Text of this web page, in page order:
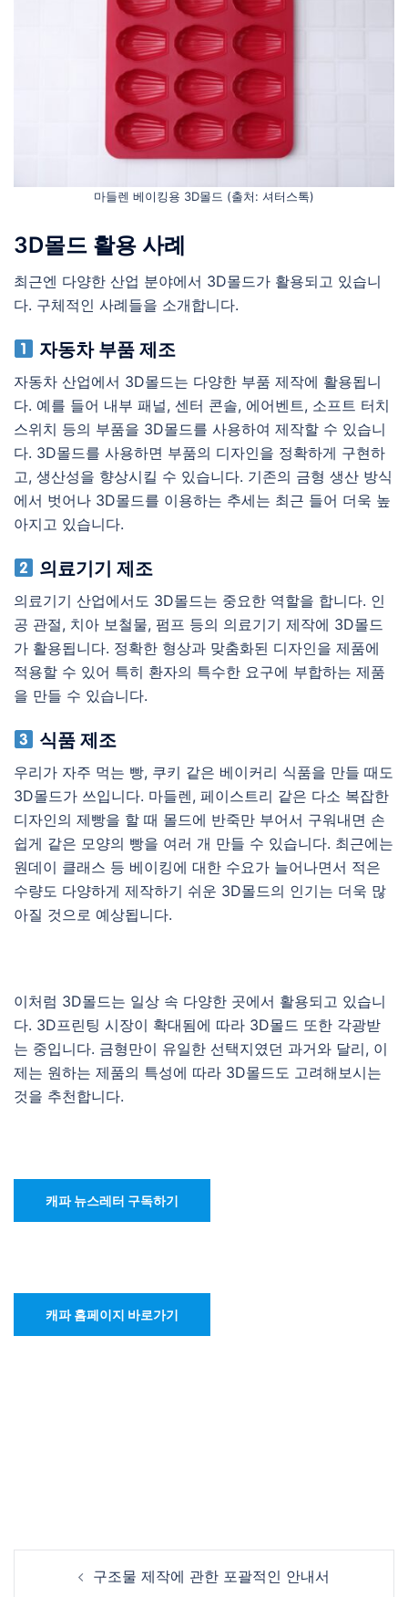
마들렌 베이킹용 3D몰드 (출처: 셔터스톡)
3D몰드 활용 사례
최근엔 다양한 산업 분야에서 3D몰드가 활용되고 있습니
다. 구체적인 사례들을 소개합니다.
자동차 부품 제조
자동차 산업에서 3D몰드는 다양한 부품 제작에 활용됩니
다. 예를 들어 내부 패널, 센터 콘솔, 에어벤트, 소프트 터치
스위치 등의 부품을 3D몰드를 사용하여 제작할 수 있습니
다. 3D몰드를 사용하면 부품의 디자인을 정확하게 구현하
고, 생산성을 향상시킬 수 있습니다. 기존의 금형 생산 방식
에서 벗어나 3D몰드를 이용하는 추세는 최근 들어 더욱 높
아지고 있습니다.
의료기기 제조
의료기기 산업에서도 3D몰드는 중요한 역할을 합니다. 인
공 관절, 치아 보철물, 펌프 등의 의료기기 제작에 3D몰드
가 활용됩니다. 정확한 형상과 맞춤화된 디자인을 제품에
적용할 수 있어 특히 환자의 특수한 요구에 부합하는 제품
을 만들 수 있습니다.
식품 제조
우리가 자주 먹는 빵, 쿠키 같은 베이커리 식품을 만들 때도
3D몰드가 쓰입니다. 마들렌, 페이스트리 같은 다소 복잡한
디자인의 제빵을 할 때 몰드에 반죽만 부어서 구워내면 손
쉽게 같은 모양의 빵을 여러 개 만들 수 있습니다. 최근에는
원데이 클래스 등 베이킹에 대한 수요가 늘어나면서 적은
수량도 다양하게 제작하기 쉬운 3D몰드의 인기는 더욱 많
아질 것으로 예상됩니다.
이처럼 3D몰드는 일상 속 다양한 곳에서 활용되고 있습니
다. 3D프린팅 시장이 확대됨에 따라 3D몰드 또한 각광받
는 중입니다. 금형만이 유일한 선택지였던 과거와 달리, 이
제는 원하는 제품의 특성에 따라 3D몰드도 고려해보시는
것을 추천합니다.
캐파 뉴스레터 구독하기
캐파 홈페이지 바로가기
navigation구조물 제작에 관한 포괄적인 안내서